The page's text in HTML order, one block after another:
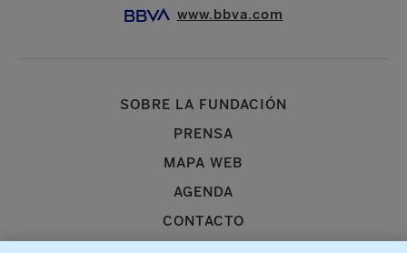
www.bbva.com
SOBRE LA FUNDACIÓN
PRENSA
MAPA WEB
AGENDA
CONTACTO